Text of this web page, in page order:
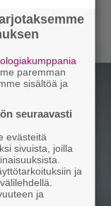
liian pitkälle
paremman
sisältöä ja
seuraavasti
evästeitä
sivuista, joilla
ja
ja